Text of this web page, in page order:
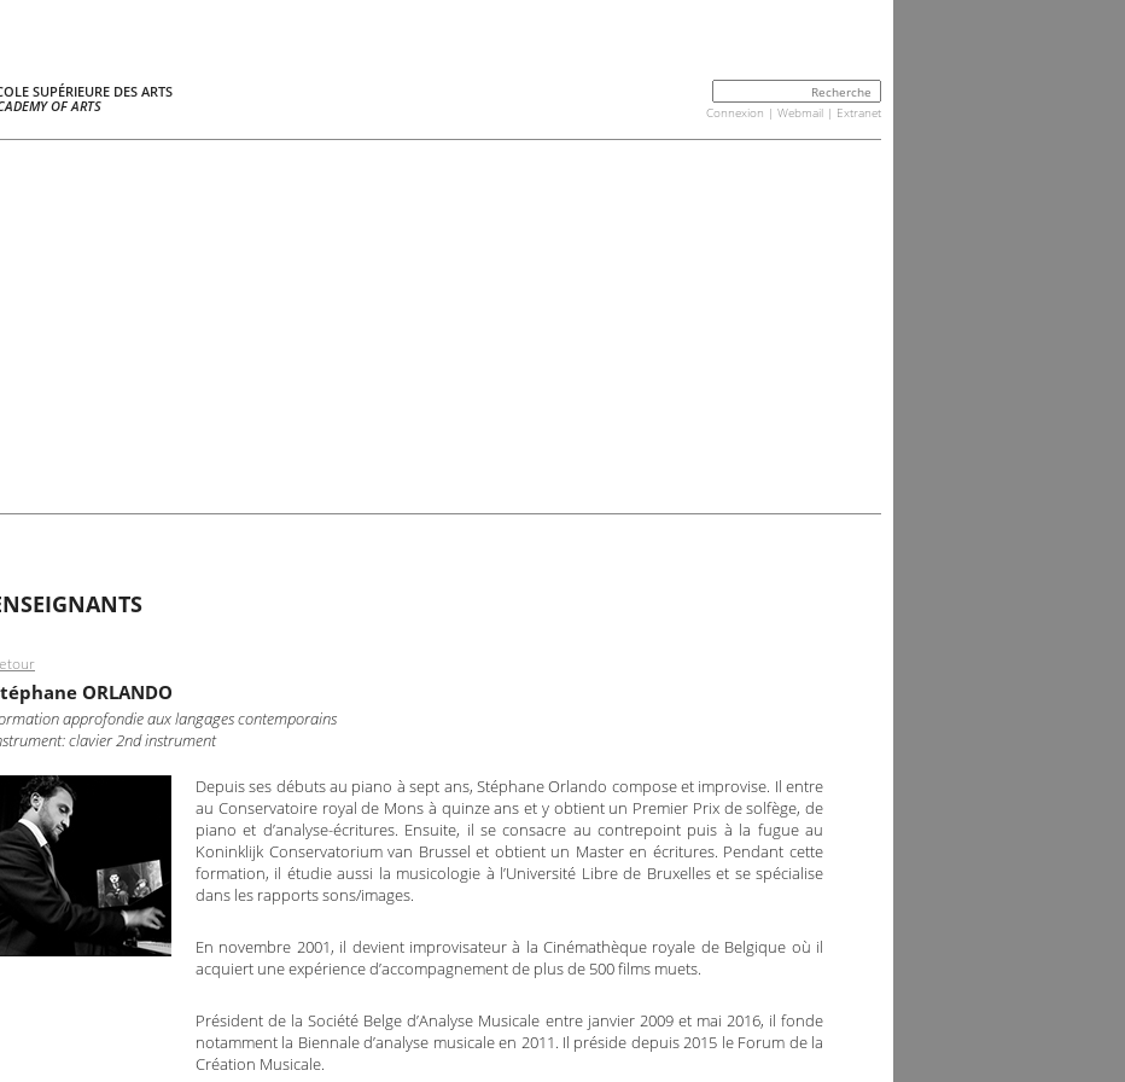
SUPÉRIEURE DES ARTS
OF ARTS
Connexion | Webmail | Extranet
ORLANDO
approfondie aux langages contemporains
clavier 2nd instrument
Depuis ses débuts au piano à sept ans, Stéphane Orlando compose et improvise. Il entre
au Conservatoire royal de Mons à quinze ans et y obtient un Premier Prix de solfège, de
piano et d’analyse-écritures. Ensuite, il se consacre au contrepoint puis à la fugue au
Koninklijk Conservatorium van Brussel et obtient un Master en écritures. Pendant cette
formation, il étudie aussi la musicologie à l’Université Libre de Bruxelles et se spécialise
dans les rapports sons/images.
En novembre 2001, il devient improvisateur à la Cinémathèque royale de Belgique où il
acquiert une expérience d’accompagnement de plus de 500 films muets.
Président de la Société Belge d’Analyse Musicale entre janvier 2009 et mai 2016, il fonde
notamment la Biennale d’analyse musicale en 2011. Il préside depuis 2015 le Forum de la
Création Musicale.